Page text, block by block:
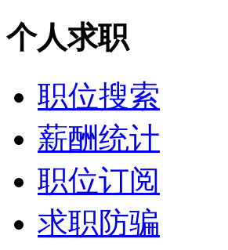
个人求职
职位搜索
薪酬统计
职位订阅
求职防骗